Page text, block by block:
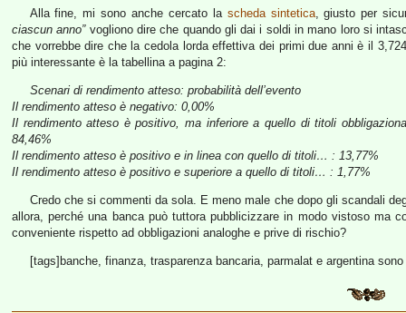
Alla fine, mi sono anche cercato la scheda sintetica, giusto per
ciascun anno”vogliono dire che quando gli dai i soldi in mano loro si
che vorrebbe dire che la cedola lorda effettiva dei primi due anni è il
più interessante è la tabellina a pagina 2:
Scenari di rendimento atteso: probabilità dell’evento
Il rendimento atteso è negativo: 0,00%
Il rendimento atteso è positivo, ma inferiore a quello di titoli
84,46%
Il rendimento atteso è positivo e in linea con quello di titoli… : 13,77%
Il rendimento atteso è positivo e superiore a quello di titoli… : 1,77%
Credo che si commenti da sola. E meno male che dopo gli scandali
allora, perché una banca può tuttora pubblicizzare in modo vistoso ma
conveniente rispetto ad obbligazioni analoghe e prive di rischio?
[tags]banche, finanza, trasparenza bancaria, parmalat e argentina